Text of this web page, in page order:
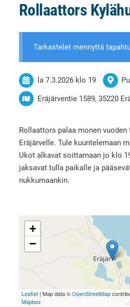
Rollaattors
Tarkastelet mennyttä
la 7.3.2026 klo 19
Eräjärventie 1589, 35220
Rollaattors palaa monen vuoden
Eräjärvelle. Tule kuuntelemaan
Ukot alkavat soittamaan jo klo
jaksavat tulla paikalle ja
nukkumaankin.
+
−
Leaflet| Map data ©OpenStreetMap
Mapbox